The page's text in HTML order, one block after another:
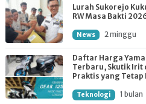
Lurah Sukorejo
RW Masa Bakti
News 2 minggu
Daftar Harga
Terbaru, Skutik Irit
Praktis yang Tetap
Teknologi 1 bulan